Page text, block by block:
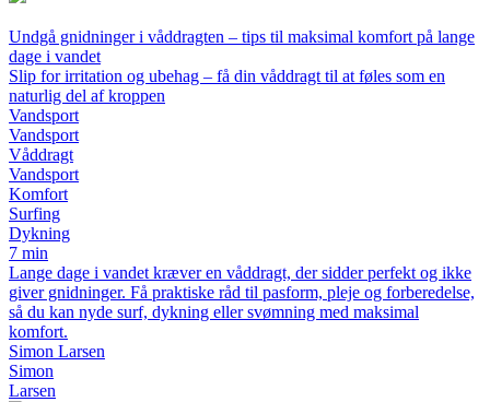
Undgå gnidninger i våddragten – tips til maksimal komfort på lange
dage i vandet
Slip for irritation og ubehag – få din våddragt til at føles som en
naturlig del af kroppen
Vandsport
Vandsport
Våddragt
Vandsport
Komfort
Surfing
Dykning
7 min
Lange dage i vandet kræver en våddragt, der sidder perfekt og ikke
giver gnidninger. Få praktiske råd til pasform, pleje og forberedelse,
så du kan nyde surf, dykning eller svømning med maksimal
komfort.
Simon Larsen
Simon
Larsen